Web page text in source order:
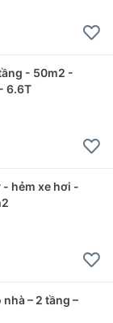
- 50m2 -
6.6T
- hẻm xe hơi -
– 2 tầng –